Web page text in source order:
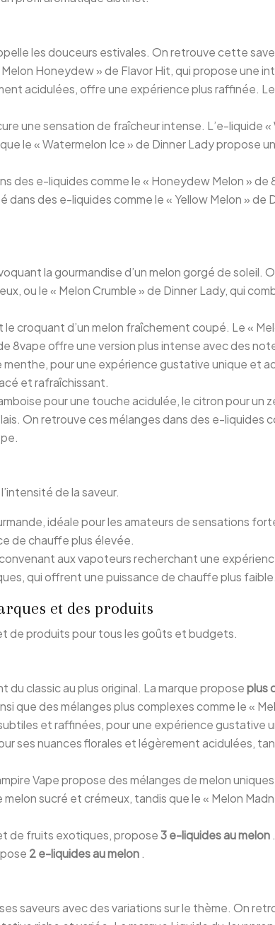
les douceurs estivales. On retrouve cette
Honeydew » de Flavor Hit, qui propose une
acidulées, offre une expérience plus raffinée.
une sensation de fraîcheur intense. L’e-liquide «
le « Watermelon Ice » de Dinner Lady propose
des e-liquides comme le « Honeydew Melon » de
des e-liquides comme le « Yellow Melon » de
la gourmandise d’un melon gorgé de soleil.
ou le « Melon Crumble » de Dinner Lady, qui
d’un melon fraîchement coupé. Le «
8vape offre une version plus intense avec des
pour une expérience gustative unique et
et rafraîchissant.
pour une touche acidulée, le citron pour un
On retrouve ces mélanges dans des e-liquides
de la saveur.
idéale pour les amateurs de sensations
de chauffe plus élevée.
aux vapoteurs recherchant une
qui offrent une puissance de chauffe plus faible.
et des produits
de produits pour tous les goûts et budgets.
du classic au plus original. La marque proposeplus
que des mélanges plus complexes comme le «
et raffinées, pour une expérience gustative
ses nuances florales et légèrement acidulées,
Vape propose des mélanges de melon
sucré et crémeux, tandis que le « Melon
de fruits exotiques, propose3 e-liquides au melon
2 e-liquides au melon .
saveurs avec des variations sur le thème. On